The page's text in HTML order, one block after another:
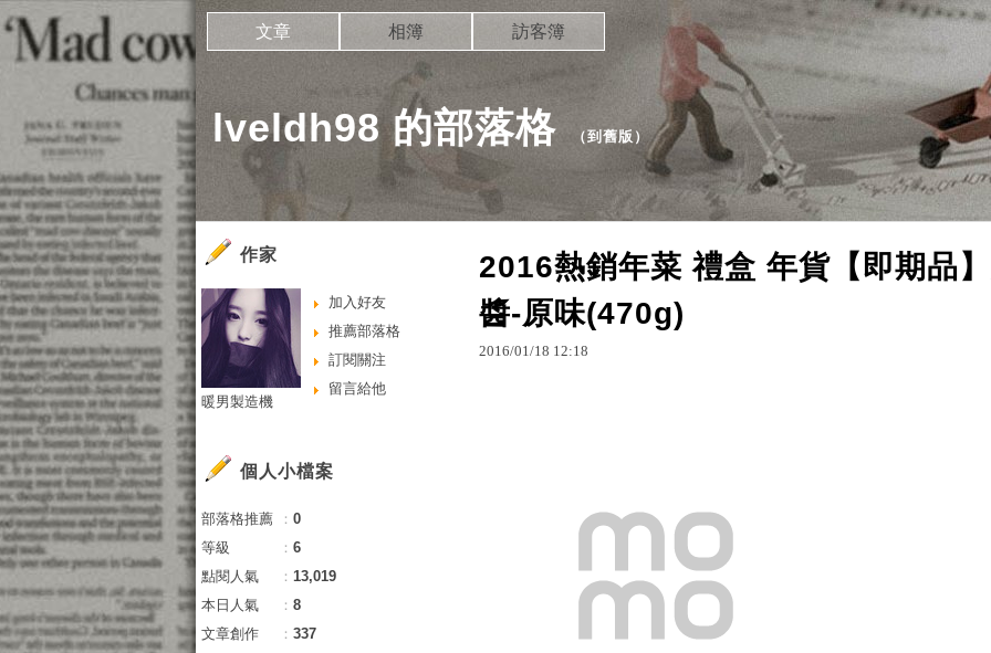
lveldh98 的部落格 （到舊版 ）
文章 相簿 訪客簿
2016熱銷年菜 禮盒 年貨【即期品
醬-原味(470g)
2016/01/18 12:18
作家
加入好友
推薦部落格
訂閱關注
留言給他
暖男製造機
個人小檔案
部落格推薦 ： 0
等級
： 6
點閱人氣
： 13,019
本日人氣
： 8
文章創作
： 337